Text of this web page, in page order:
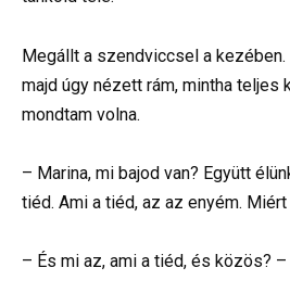
Megállt a szendviccsel a
majd úgy nézett rám, mintha teljes
mondtam volna.
– Marina, mi bajod van? Együtt
tiéd. Ami a tiéd, az az enyém.
– És mi az, ami a tiéd, és közös?